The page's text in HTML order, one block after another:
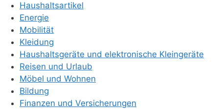
Haushaltsartikel
Energie
Mobilität
Kleidung
Haushaltsgeräte und elektronische Kleingeräte
Reisen und Urlaub
Möbel und Wohnen
Bildung
Finanzen und Versicherungen